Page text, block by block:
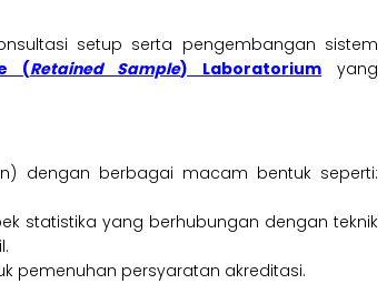
setup serta pengembangan sistem
(Retained Sample) Laboratorium yang
dengan berbagai macam bentuk seperti:
statistika yang berhubungan dengan teknik
pemenuhan persyaratan akreditasi.